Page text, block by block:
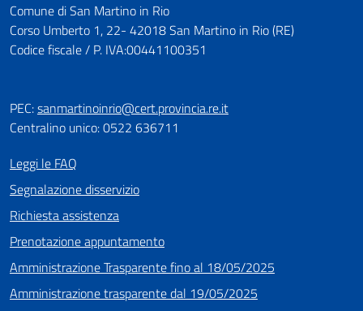
Comune di San Martino in Rio
Corso Umberto 1, 22- 42018 San Martino in Rio (RE)
Codice fiscale / P. IVA:00441100351
PEC:sanmartinoinrio@cert.provincia.re.it
Centralino unico: 0522 636711
Leggi le FAQ
Segnalazione disservizio
Richiesta assistenza
Prenotazione appuntamento
Amministrazione Trasparente fino al 18/05/2025
Amministrazione trasparente dal 19/05/2025